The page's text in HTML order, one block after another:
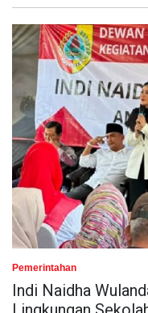
Pemerintahan
Indi Naidha